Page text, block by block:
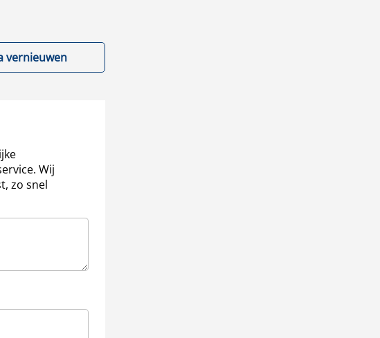
vernieuwen
Wij
zo snel